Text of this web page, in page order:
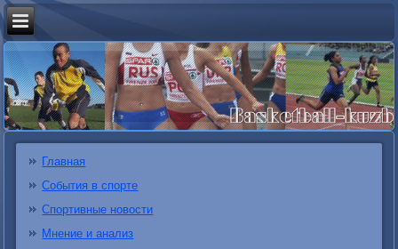
Главная
События в спорте
Спортивные новости
Мнение и анализ